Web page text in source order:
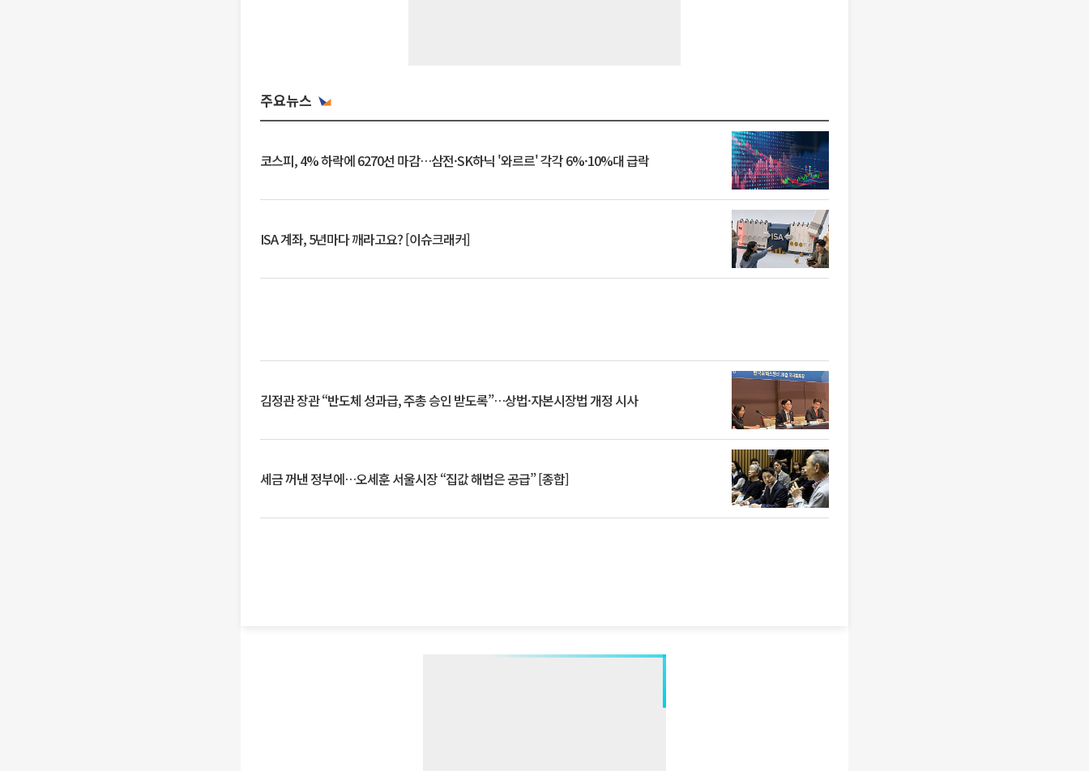
주요뉴스
코스피, 4% 하락에 6270선 마감…삼전·SK하닉 '와르르' 각각 6%·10%대 급락
ISA 계좌, 5년마다 깨라고요? [이슈크래커]
김정관 장관 “반도체 성과급, 주총 승인 받도록”…상법·자본시장법 개정 시사
세금 꺼낸 정부에…오세훈 서울시장 “집값 해법은 공급” [종합]